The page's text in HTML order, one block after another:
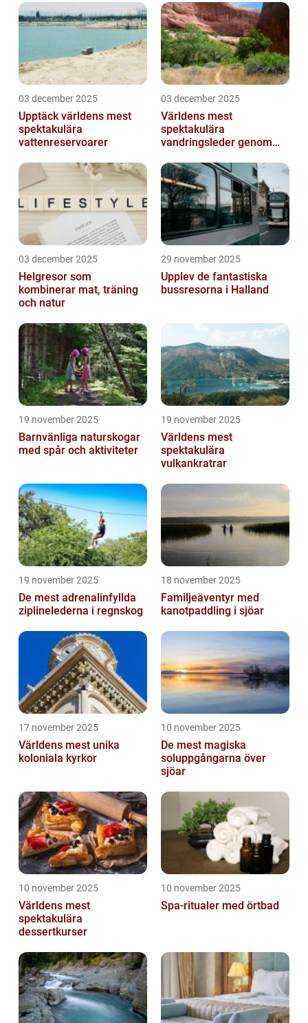
03 december 2025
Upptäck världens mest
spektakulära
vattenreservoarer
03 december 2025
Världens mest
spektakulära
vandringsleder genom
03 december 2025
Helgresor som
kombinerar mat, träning
och natur
29 november 2025
Upplev de fantastiska
bussresorna i Halland
19 november 2025
Barnvänliga naturskogar
med spår och aktiviteter
19 november 2025
Världens mest
spektakulära
vulkankratrar
19 november 2025
De mest adrenalinfyllda
ziplinelederna i regnskog
18 november 2025
Familjeäventyr med
kanotpaddling i sjöar
17 november 2025
Världens mest unika
koloniala kyrkor
10 november 2025
De mest magiska
soluppgångarna över
sjöar
10 november 2025
Världens mest
spektakulära
dessertkurser
10 november 2025
Spa-ritualer med örtbad